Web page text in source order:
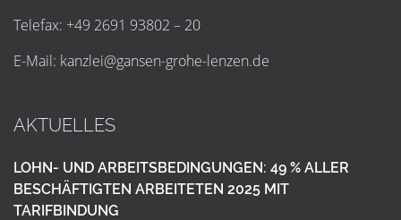
Telefax: +49 2691 93802 – 20
E-Mail: kanzlei@gansen-grohe-lenzen.de
AKTUELLES
LOHN- UND ARBEITSBEDINGUNGEN: 49 % ALLER
BESCHÄFTIGTEN ARBEITETEN 2025 MIT
TARIFBINDUNG